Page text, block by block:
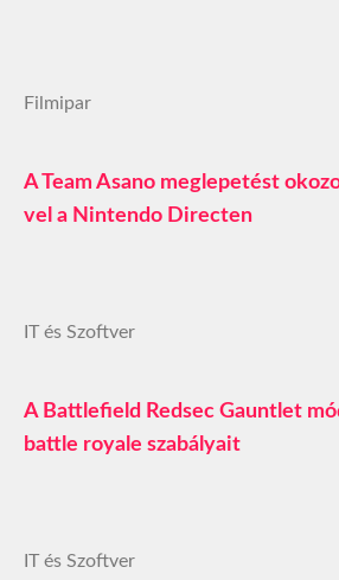
Filmipar
A Team Asano meglepetést
vel a Nintendo Directen
IT és Szoftver
A Battlefield Redsec Gauntlet
battle royale szabályait
IT és Szoftver